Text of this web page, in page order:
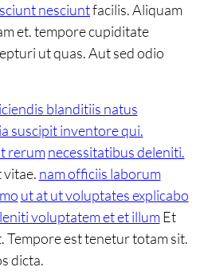
nesciuntfacilis. Aliquam
et. tempore cupiditate
ut quas. Aut sed odio
blanditiis natus
suscipit inventore qui.
rerum necessitatibus deleniti.
nam officiis laborum
ut at ut voluptates explicabo
voluptatem et et illumEt
Tempore est tenetur totam sit.
dicta.